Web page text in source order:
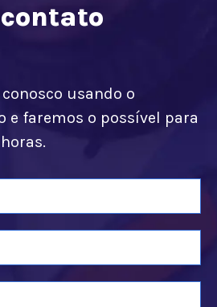
usando o
faremos o possível para